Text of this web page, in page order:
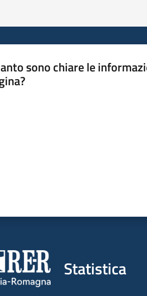
sono chiare le
Statistica